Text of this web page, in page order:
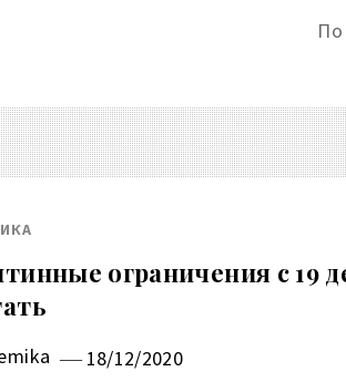
По
ограничения с 19
18/12/2020